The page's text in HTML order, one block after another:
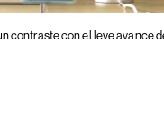
contraste con el leve avance